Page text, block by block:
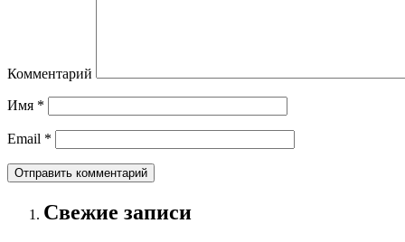
Комментарий
Имя *
Email *
Свежие записи